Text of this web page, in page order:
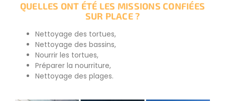
QUELLES ONT ÉTÉ LES MISSIONS CONFIÉES
SUR PLACE ?
Nettoyage des tortues,
Nettoyage des bassins,
Nourrir les tortues,
Préparer la nourriture,
Nettoyage des plages.